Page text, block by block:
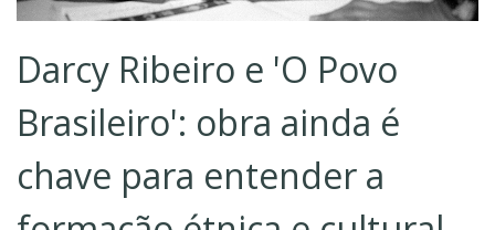
Darcy Ribeiro e 'O Povo
Brasileiro': obra ainda é
chave para entender a